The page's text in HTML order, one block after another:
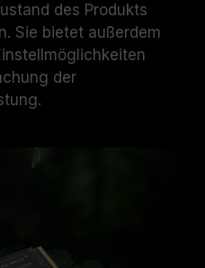
des Produkts
Sie bietet außerdem
der